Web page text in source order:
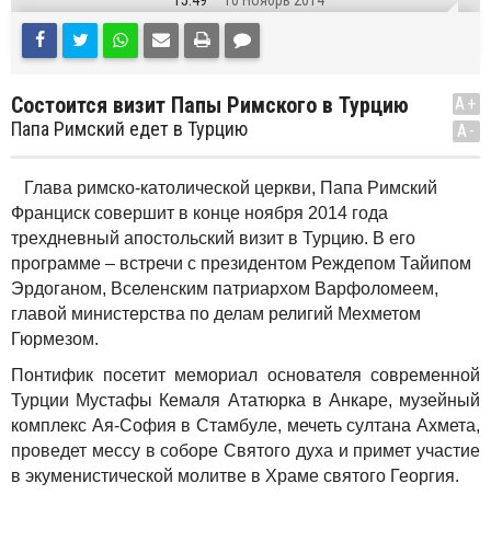
Состоится визит Папы Римского в Турцию
Папа Римский едет в Турцию
A+
A-
Глава римско-католической церкви, Папа Римский
Франциск совершит в конце ноября 2014 года
трехдневный апостольский визит в Турцию. В его
программе – встречи с президентом Реждепом Тайипом
Эрдоганом, Вселенским патриархом Варфоломеем,
главой министерства по делам религий Мехметом
Гюрмезом.
Понтифик посетит мемориал основателя современной
Турции Мустафы Кемаля Ататюрка в Анкаре, музейный
комплекс Ая-София в Стамбуле, мечеть султана Ахмета,
проведет мессу в соборе Святого духа и примет участие
в экуменистической молитве в Храме святого Георгия.